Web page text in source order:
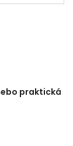
praktická